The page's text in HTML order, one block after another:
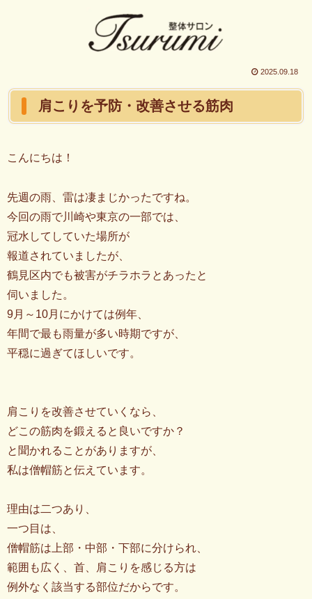
2025.09.18
肩こりを予防・改善させる筋肉
こんにちは！
先週の雨、雷は凄まじかったですね。
今回の雨で川崎や東京の一部では、
冠水してしていた場所が
報道されていましたが、
鶴見区内でも被害がチラホラとあったと
伺いました。
9月～10月にかけては例年、
年間で最も雨量が多い時期ですが、
平穏に過ぎてほしいです。
肩こりを改善させていくなら、
どこの筋肉を鍛えると良いですか？
と聞かれることがありますが、
私は僧帽筋と伝えています。
理由は二つあり、
一つ目は、
僧帽筋は上部・中部・下部に分けられ、
範囲も広く、首、肩こりを感じる方は
例外なく該当する部位だからです。